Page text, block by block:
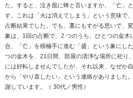
た。すると、泣き面に蜂と言いますか、「亡」
す。これは「火は消えてしまう」という意味で
占断結果でした。でも、藁にもすがる思いで、
象は、1回の占断で、2 つのうち、ひとつの金木
合、「亡」を積極手に進む「盛」という象にし
つの金木を、21日間、部屋の清浄な場所に祀り
には好転しませんでしたが、それ以来、なぜか
から「やり直したい」という連絡がありました
謝しています。（ 30代／男性）